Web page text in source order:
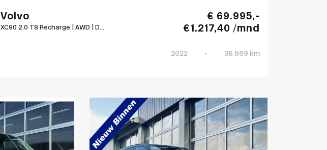
Volvo
XC90 2.0 T8 Recharge | AWD | D...
€ 69.995,-
€ 1.217,40 /mnd
2022 - 38.869 km